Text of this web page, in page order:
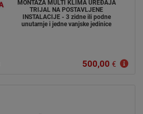
MONTAŽA MULTI KLIMA UREĐAJA
TRIJAL NA POSTAVLJENE
INSTALACIJE - 3 zidne ili podne
unutarnje i jedne vanjske jedinice
500,00 €